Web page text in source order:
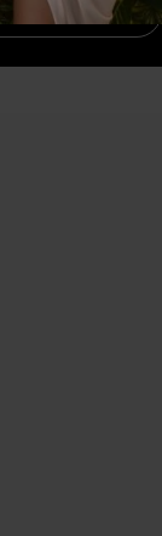
CADASTRAR